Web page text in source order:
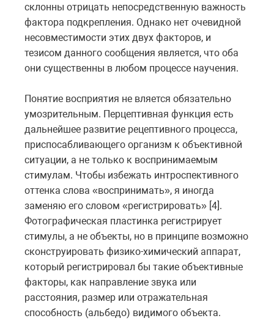
склонны отрицать непосредственную важность
фактора подкрепления. Однако нет очевидной
несовместимости этих двух факторов, и
тезисом данного сообщения является, что оба
они существенны в любом процессе научения.
Понятие восприятия не вляется обязательно
умозрительным. Перцептивная функция есть
дальнейшее развитие рецептивного процесса,
приспосабливающего организм к объективной
ситуации, а не только к воспринимаемым
стимулам. Чтобы избежать интроспективного
оттенка слова «воспринимать», я иногда
заменяю его словом «регистрировать» [4].
Фотографическая пластинка регистрирует
стимулы, а не объекты, но в принципе возможно
сконструировать физико-химический аппарат,
который регистрировал бы такие объективные
факторы, как направление звука или
расстояния, размер или отражательная
способность (альбедо) видимого объекта.